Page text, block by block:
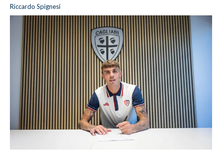
Riccardo Spignesi